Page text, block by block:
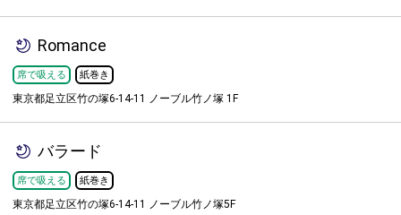
Romance
席で吸える 紙巻き
東京都足立区竹の塚6-14-11 ノーブル竹ノ塚 1F
バラード
席で吸える 紙巻き
東京都足立区竹の塚6-14-11 ノーブル竹ノ塚5F